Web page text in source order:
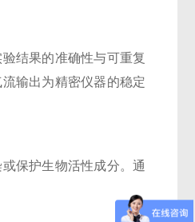
结果的准确性与可重复
输出为精密仪器的稳定
保护生物活性成分。通